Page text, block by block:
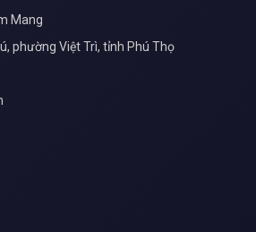
phường Việt Trì, tỉnh Phú Thọ